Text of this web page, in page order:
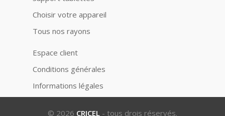
Choisir votre appareil
Tous nos rayons
Espace client
Conditions générales
Informations légales
© 2026 CRICEL - tous drois réservés.